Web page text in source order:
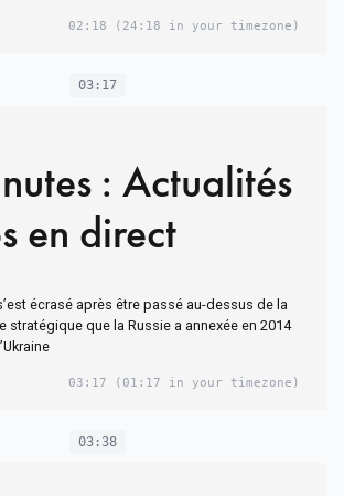
02:18 (24:18 in your timezone)
03:17
: Actualités
en direct
écrasé après être passé au-dessus de la
stratégique que la Russie a annexée en 2014
03:17 (01:17 in your timezone)
03:38